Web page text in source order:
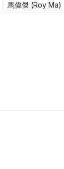
馬偉傑 (Roy Ma)